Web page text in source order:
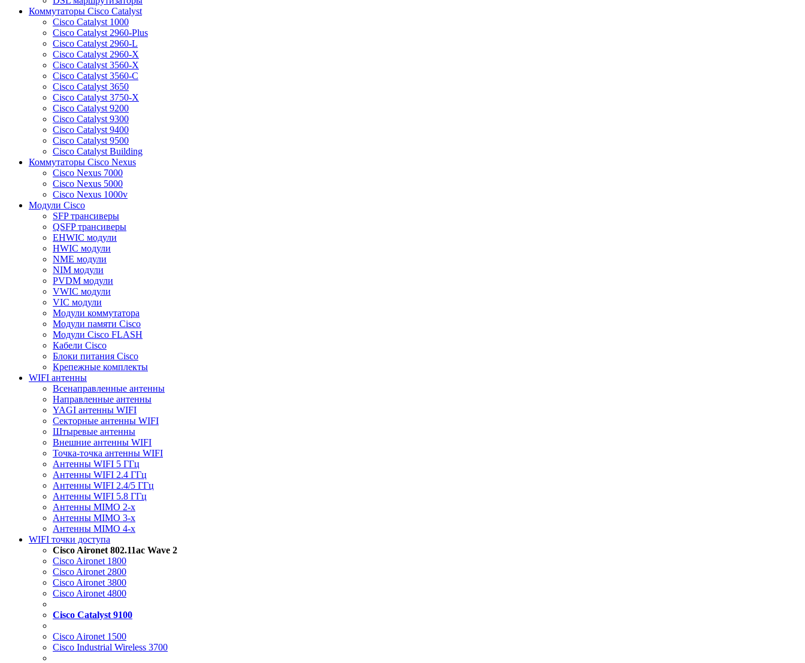
Коммутаторы Cisco Catalyst
Cisco Catalyst 1000
Cisco Catalyst 2960-Plus
Cisco Catalyst 2960-L
Cisco Catalyst 2960-X
Cisco Catalyst 3560-X
Cisco Catalyst 3560-C
Cisco Catalyst 3650
Cisco Catalyst 3750-X
Cisco Catalyst 9200
Cisco Catalyst 9300
Cisco Catalyst 9400
Cisco Catalyst 9500
Cisco Catalyst Building
Коммутаторы Cisco Nexus
Cisco Nexus 7000
Cisco Nexus 5000
Cisco Nexus 1000v
Модули Cisco
SFP трансиверы
QSFP трансиверы
EHWIC модули
HWIC модули
NME модули
NIM модули
PVDM модули
VWIC модули
VIC модули
Модули коммутатора
Модули памяти Cisco
Модули Cisco FLASH
Кабели Cisco
Блоки питания Cisco
Крепежные комплекты
WIFI антенны
Всенаправленные антенны
Направленные антенны
YAGI антенны WIFI
Секторные антенны WIFI
Штыревые антенны
Внешние антенны WIFI
Точка-точка антенны WIFI
Антенны WIFI 5 ГГц
Антенны WIFI 2.4 ГГц
Антенны WIFI 2.4/5 ГГц
Антенны WIFI 5.8 ГГц
Антенны MIMO 2-x
Антенны MIMO 3-x
Антенны MIMO 4-x
WIFI точки доступа
Cisco Aironet 802.11ac Wave 2
Cisco Aironet 1800
Cisco Aironet 2800
Cisco Aironet 3800
Cisco Aironet 4800
Cisco Catalyst 9100
Cisco Aironet 1500
Cisco Industrial Wireless 3700